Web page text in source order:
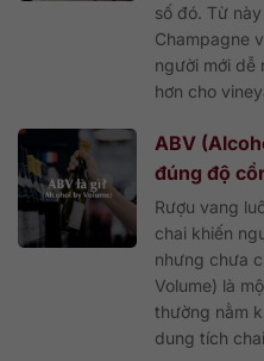
số đó. Từ
Champagne
người mới dễ
hơn cho
ABV
đúng độ
Rượu vang
chai khiến
nhưng chưa
Volume) là
thường nằm
dung tích